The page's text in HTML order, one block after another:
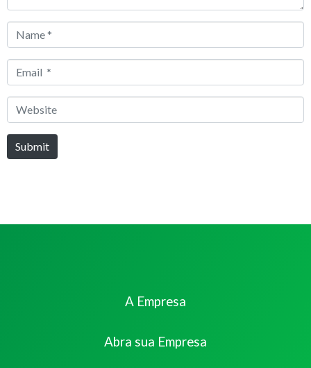
Name
Email
Website
Submit
A Empresa
Abra sua Empresa